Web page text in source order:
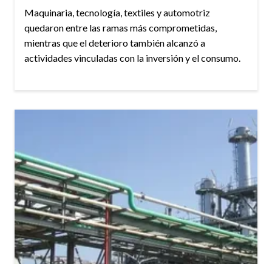
Maquinaria, tecnología, textiles y automotriz
quedaron entre las ramas más comprometidas,
mientras que el deterioro también alcanzó a
actividades vinculadas con la inversión y el consumo.